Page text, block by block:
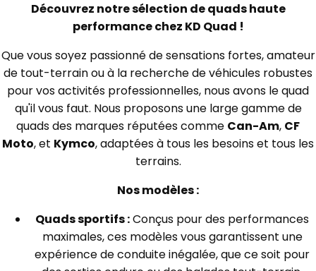
Découvrez notre sélection de quads haute
performance chez KD Quad !
Que vous soyez passionné de sensations fortes, amateur
de tout-terrain ou à la recherche de véhicules robustes
pour vos activités professionnelles, nous avons le quad
qu'il vous faut. Nous proposons une large gamme de
quads des marques réputées comme Can-Am, CF
Moto, et Kymco, adaptées à tous les besoins et tous les
terrains.
Nos modèles :
Quads sportifs :Conçus pour des performances
maximales, ces modèles vous garantissent une
expérience de conduite inégalée, que ce soit pour